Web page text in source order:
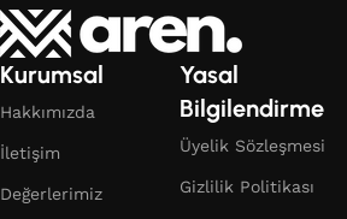
Kurumsal
Hakkımızda
İletişim
Değerlerimiz
Yasal
Bilgilendirme
Üyelik Sözleşmesi
Gizlilik Politikası